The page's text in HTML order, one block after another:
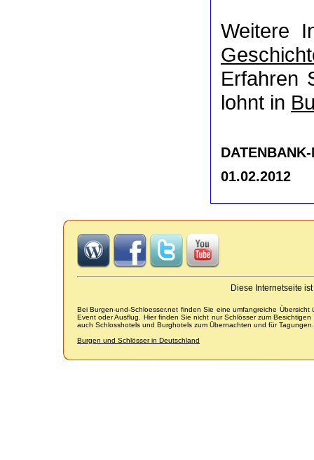
Weitere
Erfahren
lohnt in
01.02.2012
Diese Internetseite
Bei Burgen-und-Schloesser.net finden Sie eine umfangreiche
Event oder Ausflug. Hier finden Sie nicht nur Schlösser zum
auch Schlosshotels und Burghotels zum Übernachten und für Tagungen.
Burgen und Schlösser in Deutschland